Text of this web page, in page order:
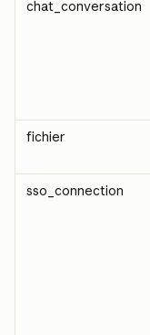
chat_conversation
fichier
sso_connection